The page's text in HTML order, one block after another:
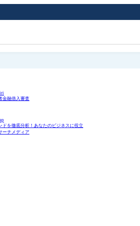
金融借入審査
ドを徹底分析！あなたのビジネスに役立
ーチメディア